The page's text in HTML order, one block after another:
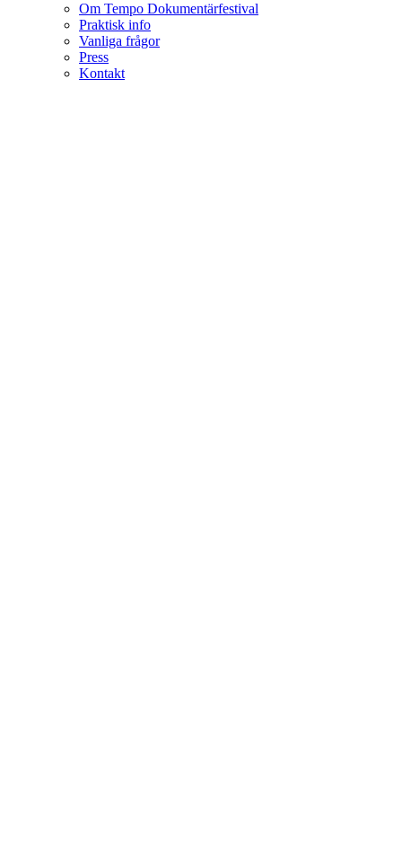
Om Tempo Dokumentärfestival
Praktisk info
Vanliga frågor
Press
Kontakt